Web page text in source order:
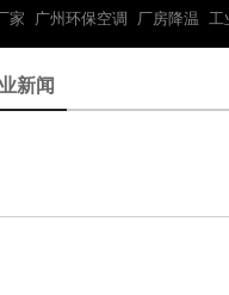
家 广州环保空调 厂房降温 工
新闻